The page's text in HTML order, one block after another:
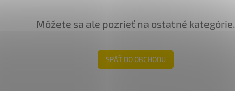
Môžete sa ale pozrieť na ostatné kategórie.
SPÄŤ DO OBCHODU